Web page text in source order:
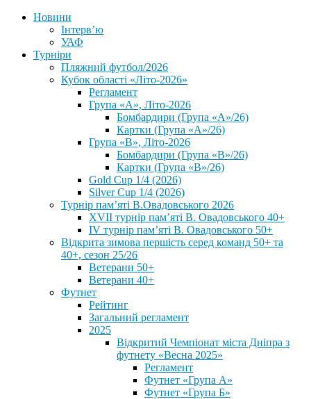
Новини
Інтерв’ю
УАФ
Турніри
Пляжний футбол/2026
Кубок області «Літо-2026»
Регламент
Група «А», Літо-2026
Бомбардири (Група «А»/26)
Картки (Група «А»/26)
Група «В», Літо-2026
Бомбардири (Група «В»/26)
Картки (Група «В»/26)
Gold Cup 1/4 (2026)
Silver Cup 1/4 (2026)
Турнір пам’яті В.Овадовського 2026
XVII турнір пам’яті В. Овадовського 40+
IV турнір пам’яті В. Овадовського 50+
Відкрита зимова першість серед команд 50+ та
40+, сезон 25/26
Ветерани 50+
Ветерани 40+
Футнет
Рейтинг
Загальний регламент
2025
Відкритий Чемпіонат міста Дніпра з
футнету «Весна 2025»
Регламент
Футнет «Група А»
Футнет «Група Б»